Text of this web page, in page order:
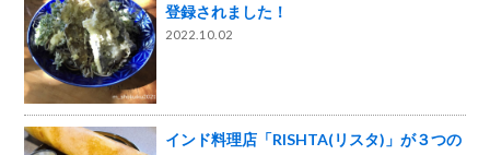
登録されました！
2022.10.02
インド料理店「RISHTA(リスタ)」が３つの